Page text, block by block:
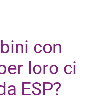
con
loro ci
ESP?